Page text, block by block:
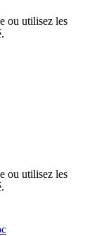
ou utilisez les
ou utilisez les